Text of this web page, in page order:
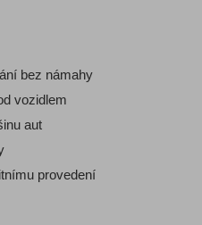
bez námahy
vozidlem
aut
provedení